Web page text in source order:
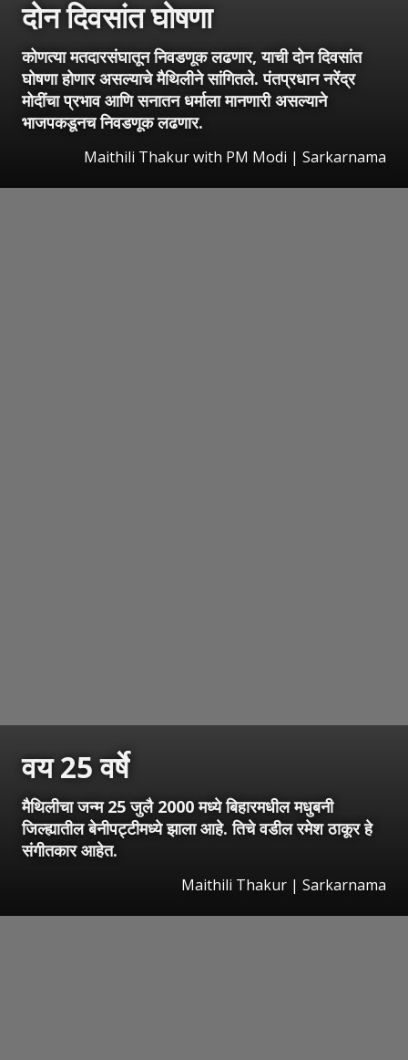
दोन दिवसांत घोषणा
कोणत्या मतदारसंघातून निवडणूक लढणार, याची दोन दिवसांत
घोषणा होणार असल्याचे मैथिलीने सांगितले. पंतप्रधान नरेंद्र
मोदींचा प्रभाव आणि सनातन धर्माला मानणारी असल्याने
भाजपकडूनच निवडणूक लढणार.
Maithili Thakur with PM Modi | Sarkarnama
वय 25 वर्षे
मैथिलीचा जन्म 25 जुलै 2000 मध्ये बिहारमधील मधुबनी
जिल्ह्यातील बेनीपट्टीमध्ये झाला आहे. तिचे वडील रमेश ठाकूर हे
संगीतकार आहेत.
Maithili Thakur | Sarkarnama